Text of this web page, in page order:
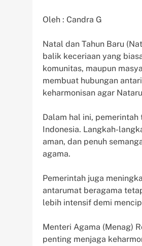
Oleh : Candra G
Natal dan Tahun Baru
balik keceriaan yang
komunitas, maupun
membuat hubungan
keharmonisan agar
Dalam hal ini,
Indonesia. Langkah-
aman, dan penuh
agama.
Pemerintah juga
antarumat beragama
lebih intensif demi
Menteri Agama (Menag)
penting menjaga